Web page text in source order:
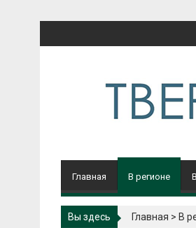
Главная В регионе
Вы здесь Главная > В